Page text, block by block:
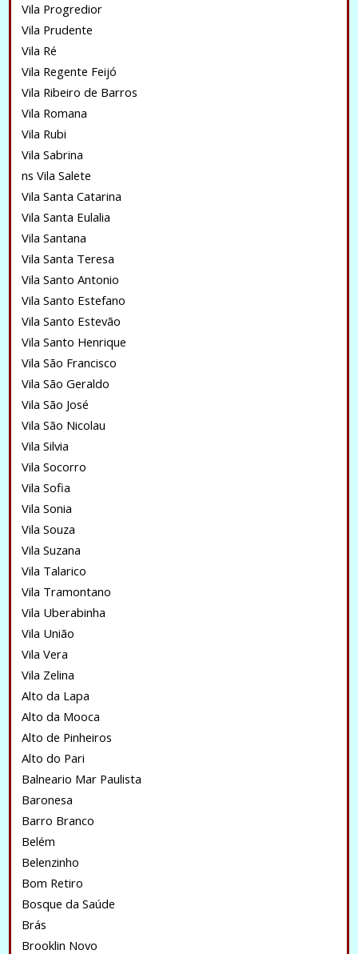
Vila Progredior
Vila Prudente
Vila Ré
Vila Regente Feijó
Vila Ribeiro de Barros
Vila Romana
Vila Rubi
Vila Sabrina
ns Vila Salete
Vila Santa Catarina
Vila Santa Eulalia
Vila Santana
Vila Santa Teresa
Vila Santo Antonio
Vila Santo Estefano
Vila Santo Estevão
Vila Santo Henrique
Vila São Francisco
Vila São Geraldo
Vila São José
Vila São Nicolau
Vila Silvia
Vila Socorro
Vila Sofia
Vila Sonia
Vila Souza
Vila Suzana
Vila Talarico
Vila Tramontano
Vila Uberabinha
Vila União
Vila Vera
Vila Zelina
Alto da Lapa
Alto da Mooca
Alto de Pinheiros
Alto do Pari
Balneario Mar Paulista
Baronesa
Barro Branco
Belém
Belenzinho
Bom Retiro
Bosque da Saúde
Brás
Brooklin Novo